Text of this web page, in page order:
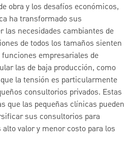
obra y los desafíos económicos,
ha transformado sus
las necesidades cambiantes de
de todos los tamaños sienten
empresariales de
las de baja producción, como
la tensión es particularmente
consultorios privados. Estas
que las pequeñas clínicas pueden
sus consultorios para
valor y menor costo para los